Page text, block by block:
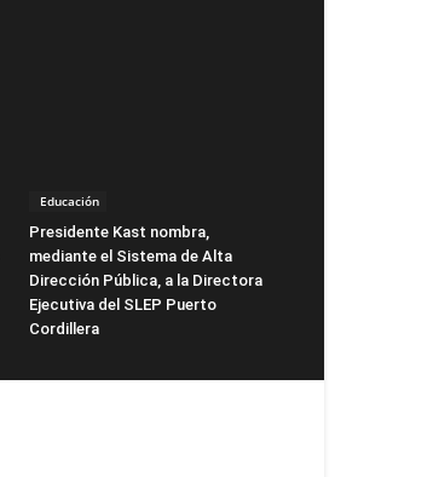
Educación
Presidente Kast nombra,
mediante el Sistema de Alta
Dirección Pública, a la Directora
Ejecutiva del SLEP Puerto
Cordillera